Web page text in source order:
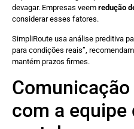
devagar. Empresas veem redução
considerar esses fatores.
SimpliRoute usa análise preditiva
para condições reais”,
mantém prazos firmes.
com a equipe